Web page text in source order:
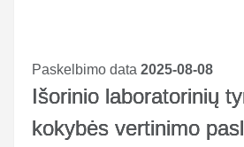
Paskelbimo data 2025-08-08
Išorinio laboratorinių
kokybės vertinimo